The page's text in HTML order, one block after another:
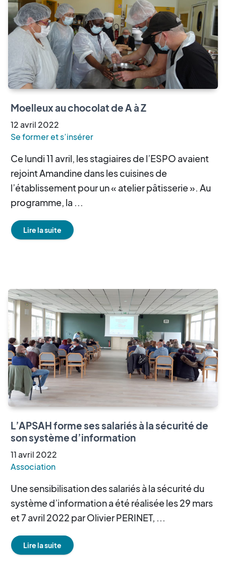
Moelleux au chocolat de A à Z
12avril2022
Se former et s’insérer
Ce lundi 11 avril, les stagiaires de l’ESPO avaient
rejoint Amandine dans les cuisines de
l’établissement pour un « atelier pâtisserie ». Au
programme, la ...
Lire la suite
L’APSAH forme ses salariés à la sécurité de
son système d’information
11avril2022
Association
Une sensibilisation des salariés à la sécurité du
système d’information a été réalisée les 29 mars
et 7 avril 2022 par Olivier PERINET, ...
Lire la suite